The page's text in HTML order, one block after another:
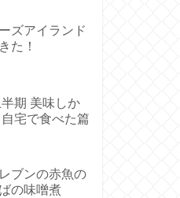
ズアイランド
た！
期 美味しか
宅で食べた篇
ブンの赤魚の
の味噌煮